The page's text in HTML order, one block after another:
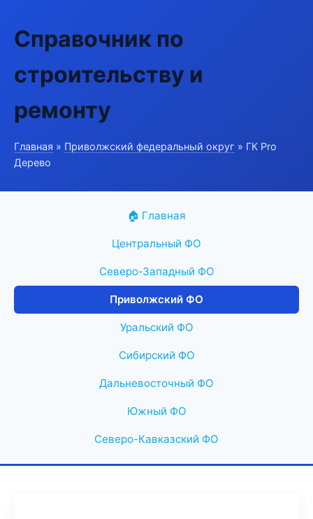
Справочник по
строительству и
ремонту
Главная » Приволжский федеральный округ » ГК Pro
Дерево
🏠 Главная
Центральный ФО
Северо-Западный ФО
Приволжский ФО
Уральский ФО
Сибирский ФО
Дальневосточный ФО
Южный ФО
Северо-Кавказский ФО